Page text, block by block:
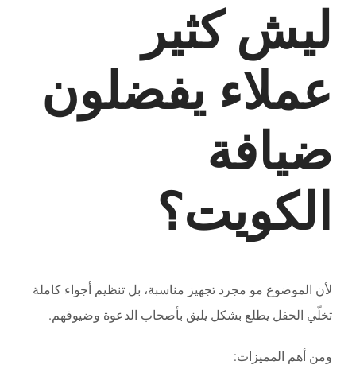
ليش كثير
عملاء يفضلون
ضيافة
الكويت؟
لأن الموضوع مو مجرد تجهيز مناسبة، بل تنظيم أجواء كاملة
تخلّي الحفل يطلع بشكل يليق بأصحاب الدعوة وضيوفهم.
ومن أهم المميزات: